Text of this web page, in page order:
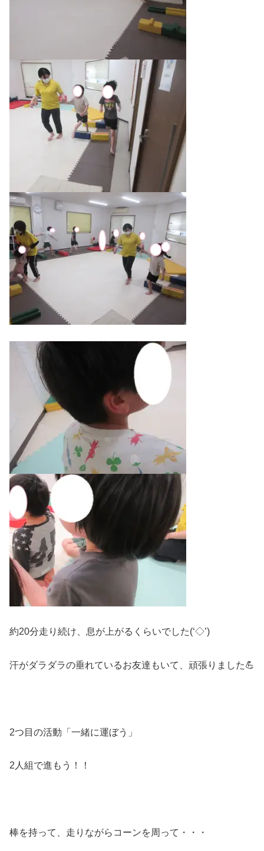
約20分走り続け、息が上がるくらいでした(‘◇’)ゞ
汗がダラダラの垂れているお友達もいて、頑張りました💪
2つ目の活動「一緒に運ぼう」
2人組で進もう！！
棒を持って、走りながらコーンを周って・・・